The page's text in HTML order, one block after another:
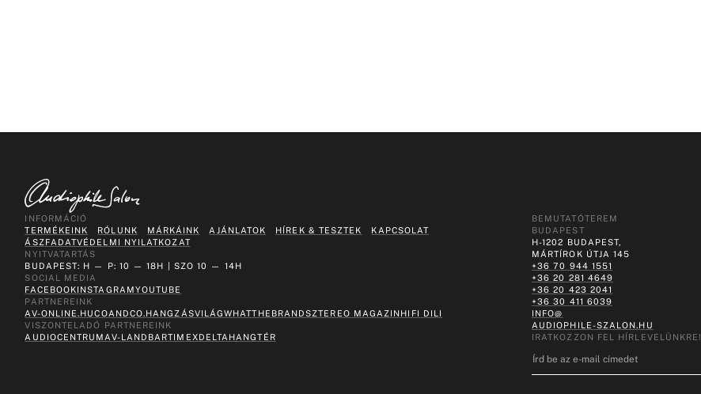
INFORMÁCIÓ
TERMÉKEINK
RÓLUNK MÁRKÁINK AJÁNLATOK HÍREK & TESZTEK
KAPCSOLAT
ÁSZFADATVÉDELMI NYILATKOZAT
NYITVATARTÁS
BUDAPEST: H — P: 10 — 18H | SZO 10 — 14H
SOCIAL MEDIA
FACEBOOKINSTAGRAMYOUTUBE
PARTNEREINK
AV-ONLINE.HUCOANDCO.HANGZÁSVILÁGWHATTHEBRANDSZTEREO MAGAZIN HIFI DILI
VISZONTELADÓ PARTNEREINK
AUDIOCENTRUMAV-LAND BARTIMEXDELTA HANGTÉR
BEMUTATÓTEREM
BUDAPEST
H-1202 BUDAPEST,
MÁRTÍROK ÚTJA 145
+36 70 944 1551
+36 20 281 4649
+36 20 423 2041
+36 30 411 6039
INFO@
AUDIOPHILE-SZALON.HU
IRATKOZZON FEL HÍRLEVELÜNKRE!